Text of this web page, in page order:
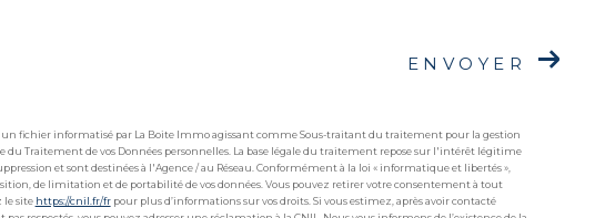
ENVOYER
fichier informatisé par La Boite Immo agissant comme Sous-traitant du traitement pour la gestion
du Traitement de vos Données personnelles. La base légale du traitement repose sur l'intérêt légitime
et sont destinées à l'Agence / au Réseau. Conformément à la loi « informatique et libertés »,
de limitation et de portabilité de vos données. Vous pouvez retirer votre consentement à tout
le site https://cnil.fr/frpour plus d’informations sur vos droits. Si vous estimez, après avoir contacté